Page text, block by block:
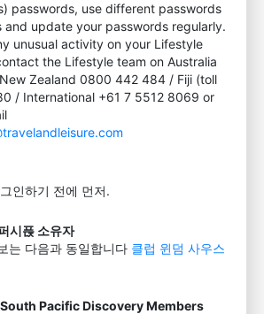
passwords, use different passwords
update your passwords regularly.
unusual activity on your Lifestyle
the Lifestyle team on Australia
Zealand 0800 442 484 / Fiji (toll
/ International +61 7 5512 8069 or
인하기 전에 먼저.
시픉 소유자
는 다음과 동일합니다 클럽 윈덤 사우스
Pacific Discovery Members